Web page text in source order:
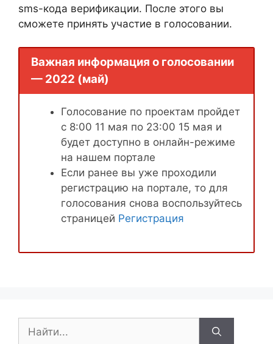
sms-кода верификации. После этого вы
сможете принять участие в голосовании.
Важная информация о голосовании
— 2022 (май)
Голосование по проектам пройдет
с 8:00 11 мая по 23:00 15 мая и
будет доступно в онлайн-режиме
на нашем портале
Если ранее вы уже проходили
регистрацию на портале, то для
голосования снова воспользуйтесь
страницей Регистрация